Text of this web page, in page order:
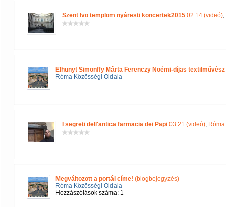
Szent Ivo templom nyáresti koncertek2015 02:14 (videó),
Elhunyt Simonffy Márta Ferenczy Noémi-díjas textilművész
Róma Közösségi Oldala
I segreti dell'antica farmacia dei Papi 03:21 (videó),
Megváltozott a portál címe! (blogbejegyzés)
Róma Közösségi Oldala
Hozzászólások száma: 1